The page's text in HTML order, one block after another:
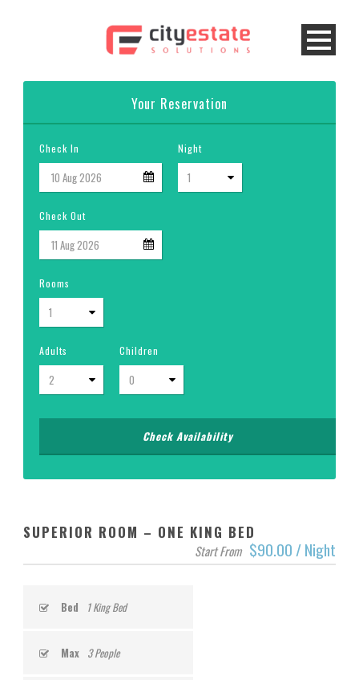
Your Reservation
Check In Night
Check Out
Rooms
Adults Children
SUPERIOR ROOM – ONE KING BED
Start From $90.00 / Night
Bed 1 King Bed
Max 3 People